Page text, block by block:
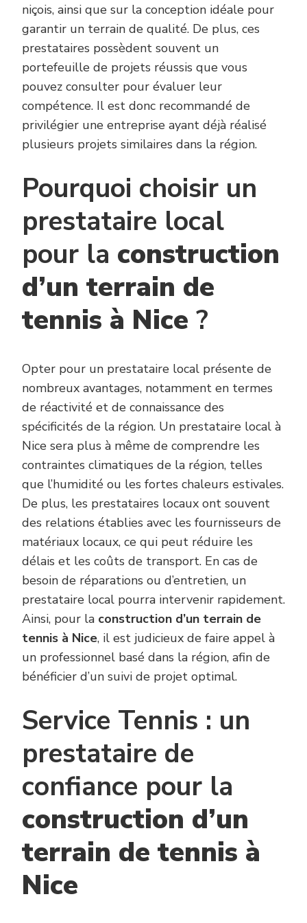
niçois, ainsi que sur la conception idéale pour
garantir un terrain de qualité. De plus, ces
prestataires possèdent souvent un
portefeuille de projets réussis que vous
pouvez consulter pour évaluer leur
compétence. Il est donc recommandé de
privilégier une entreprise ayant déjà réalisé
plusieurs projets similaires dans la région.
Pourquoi choisir un
prestataire local
pour la construction
d’un terrain de
tennis à Nice ?
Opter pour un prestataire local présente de
nombreux avantages, notamment en termes
de réactivité et de connaissance des
spécificités de la région. Un prestataire local à
Nice sera plus à même de comprendre les
contraintes climatiques de la région, telles
que l’humidité ou les fortes chaleurs estivales.
De plus, les prestataires locaux ont souvent
des relations établies avec les fournisseurs de
matériaux locaux, ce qui peut réduire les
délais et les coûts de transport. En cas de
besoin de réparations ou d’entretien, un
prestataire local pourra intervenir rapidement.
Ainsi, pour la construction d’un terrain de
tennis à Nice, il est judicieux de faire appel à
un professionnel basé dans la région, afin de
bénéficier d’un suivi de projet optimal.
Service Tennis : un
prestataire de
confiance pour la
construction d’un
terrain de tennis à
Nice